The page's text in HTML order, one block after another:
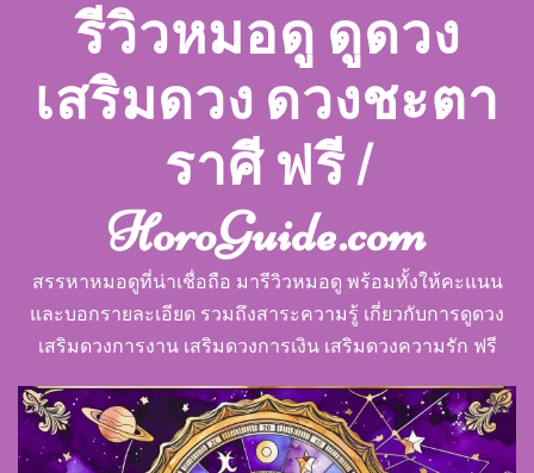
รีวิวหมอดู ดูดวง
เสริมดวง ดวงชะตา
ราศี ฟรี |
HoroGuide.com
สรรหาหมอดูที่น่าเชื่อถือ มารีวิวหมอดู พร้อมทั้งให้คะแนน
และบอกรายละเอียด รวมถึงสาระความรู้ เกี่ยวกับการดูดวง
เสริมดวงการงาน เสริมดวงการเงิน เสริมดวงความรัก ฟรี